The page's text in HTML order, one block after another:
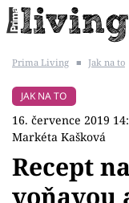
BYDLENÍ SLAVNÝCH
Prima Living ■ Jak na to
JAK NA TO
16. července 2019
Markéta Kašková
Recept
voňavou